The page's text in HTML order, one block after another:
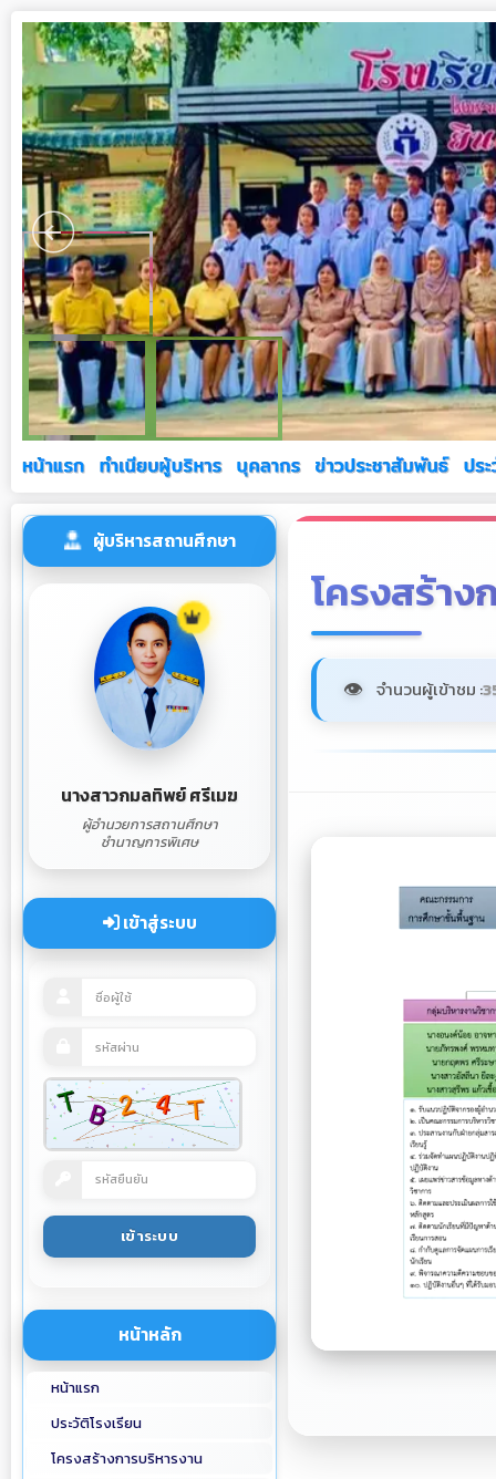
ผู้บริหารสถานศึกษา
นางสาวกมลทิพย์ ศรีเมฆ
ผู้อำนวยการสถานศึกษา
ชำนาญการพิเศษ
เข้าสู่ระบบ
หน้าหลัก
หน้าแรก
ประวัติโรงเรียน
โครงสร้างการบริหารงาน
โครงสร้าง
จำนวนผู้เข้าชม :